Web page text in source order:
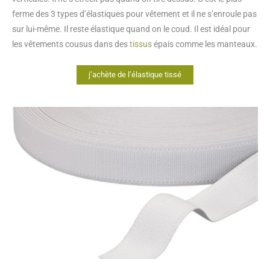
ferme des 3 types d’élastiques pour vêtement et il ne s’enroule pas
sur lui-même. Il reste élastique quand on le coud. Il est idéal pour
les vêtements cousus dans destissusépais comme les manteaux.
j’achète de l’élastique tissé